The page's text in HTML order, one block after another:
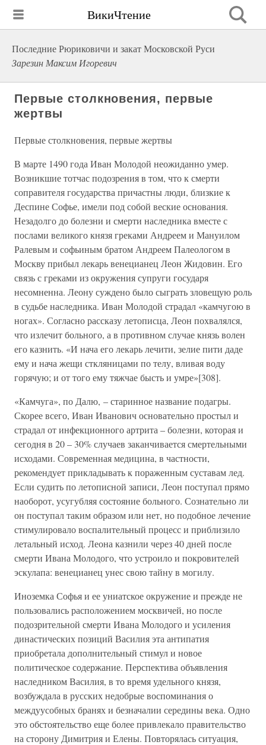
ВикиЧтение
Последние Рюриковичи и закат Московской Руси
Зарезин Максим Игоревич
Первые столкновения, первые
жертвы
Первые столкновения, первые жертвы
В марте 1490 года Иван Молодой неожиданно умер.
Возникшие тотчас подозрения в том, что к смерти
соправителя государства причастны люди, близкие к
Деспине Софье, имели под собой веские основания.
Незадолго до болезни и смерти наследника вместе с
послами великого князя греками Андреем и Мануилом
Ралевым и софьиным братом Андреем Палеологом в
Москву прибыл лекарь венецианец Леон Жидовин. Его
связь с греками из окружения супруги государя
несомненна. Леону суждено было сыграть зловещую роль
в судьбе наследника. Иван Молодой страдал «камчугою в
ногах». Согласно рассказу летописца, Леон похвалялся,
что излечит больного, а в противном случае князь волен
его казнить. «И нача его лекарь лечити, зелие пити даде
ему и нача жещи сткляницами по телу, вливая воду
горячую; и от того ему тяжчае бысть и умре»[308].
«Камчуга», по Далю, – старинное название подагры.
Скорее всего, Иван Иванович основательно простыл и
страдал от инфекционного артрита – болезни, которая и
сегодня в 20 – 30% случаев заканчивается смертельными
исходами. Современная медицина, в частности,
рекомендует прикладывать к пораженным суставам лед.
Если судить по летописной записи, Леон поступал прямо
наоборот, усугубляя состояние больного. Сознательно ли
он поступал таким образом или нет, но подобное лечение
стимулировало воспалительный процесс и приблизило
летальный исход. Леона казнили через 40 дней после
смерти Ивана Молодого, что устроило и покровителей
эскулапа: венецианец унес свою тайну в могилу.
Иноземка Софья и ее униатское окружение и прежде не
пользовались расположением москвичей, но после
подозрительной смерти Ивана Молодого и усиления
династических позиций Василия эта антипатия
приобретала дополнительный стимул и новое
политическое содержание. Перспектива объявления
наследником Василия, в то время удельного князя,
возбуждала в русских недобрые воспоминания о
междуусобных бранях и безначалии середины века. Одно
это обстоятельство еще более привлекало правительство
на сторону Димитрия и Елены. Повторялась ситуация,